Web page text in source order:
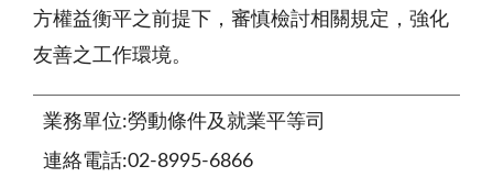
方權益衡平之前提下，審慎檢討相關規定，強化
友善之工作環境。
業務單位:勞動條件及就業平等司
連絡電話:02-8995-6866